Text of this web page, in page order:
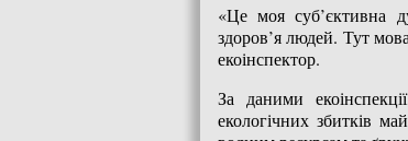
«Це моя суб’єктивна
здоров’я людей. Тут
екоінспектор.
За даними
екологічних збитків